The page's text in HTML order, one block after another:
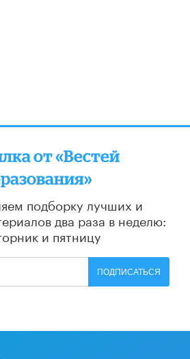
от «Вестей
подборку лучших и
два раза в неделю:
и пятницу
ПОДПИСАТЬСЯ